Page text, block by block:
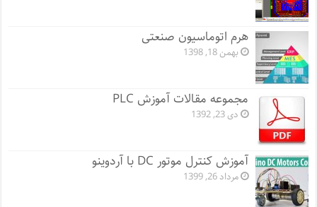
هرم اتوماسیون صنعتی
بهمن 18, 1398
مجموعه مقالات آموزش PLC
دی 23, 1392
آموزش کنترل موتور DC با آردوینو
مرداد 26, 1399